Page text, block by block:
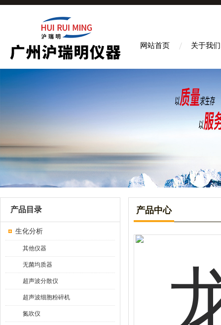
网站首页 关于我们
产品目录
生化分析
其他仪器
无菌均质器
超声波分散仪
超声波细胞粉碎机
氮吹仪
产品中心